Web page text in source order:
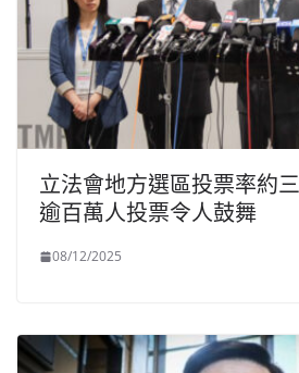
立法會地方選區投票率約
逾百萬人投票令人鼓舞
08/12/2025